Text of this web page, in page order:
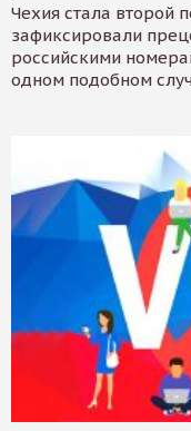
Чехия стала второй
зафиксировали
российскими
одном подобном